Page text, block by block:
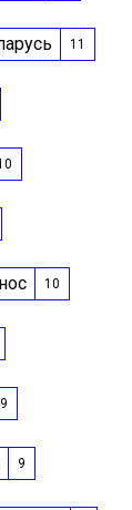
11
10
9
9